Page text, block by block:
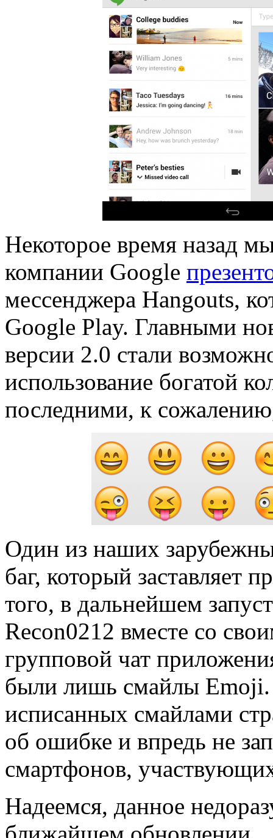
Некоторое время назад
компании Google
мессенджера Hangouts,
Google Play. Главными
версии 2.0 стали
использование богатой
последними, к
Один из наших
баг, который заставляет
того, в дальнейшем
Recon0212 вместе со
групповой чат
были лишь смайлы Emoji.
исписанных смайлами
об ошибке и впредь не
смартфонов,
Надеемся, данное